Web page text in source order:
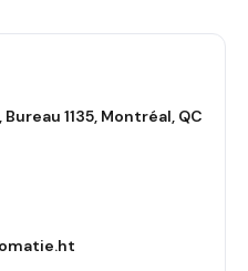
1135, Montréal, QC